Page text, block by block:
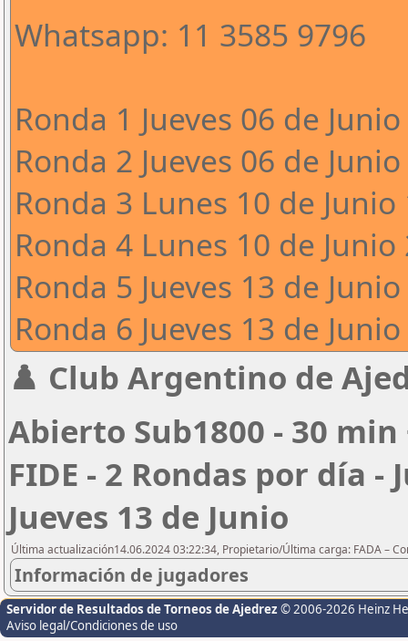
Whatsapp: 11 3585 9796
Ronda 1 Jueves 06 de
Ronda 2 Jueves 06 de
Ronda 3 Lunes 10 de Junio
Ronda 4 Lunes 10 de Junio
Ronda 5 Jueves 13 de
Ronda 6 Jueves 13 de
♟️ Club Argentino de
Abierto Sub1800 - 30 min
FIDE - 2 Rondas por día -
Jueves 13 de Junio
Última actualización14.06.2024 03:22:34, Propietario/Última carga: FADA –
Información de jugadores
Servidor de Resultados de Torneos de Ajedrez © 2006-2026 Heinz
Aviso legal/Condiciones de uso